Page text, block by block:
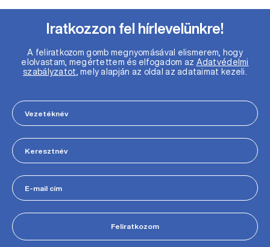
Iratkozzon fel hírlevelünkre!
A feliratkozom gomb megnyomásával elismerem, hogy
elolvastam, megértettem és elfogadom az Adatvédelmi
szabályzatot , mely alapján az oldal az adataimat kezeli.
Feliratkozom